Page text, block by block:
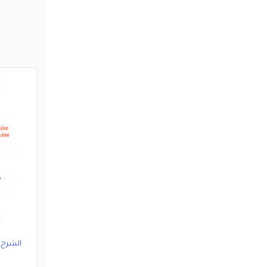
الشرح